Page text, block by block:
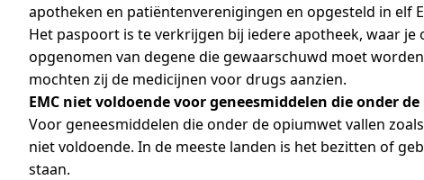
apotheken en patiëntenverenigingen en opgesteld in elf
Het paspoort is te verkrijgen bij iedere apotheek, waar
opgenomen van degene die gewaarschuwd moet
mochten zij de medicijnen voor drugs aanzien.
EMC niet voldoende voor geneesmiddelen die onder
Voor geneesmiddelen die onder de opiumwet vallen
niet voldoende. In de meeste landen is het bezitten of
staan.